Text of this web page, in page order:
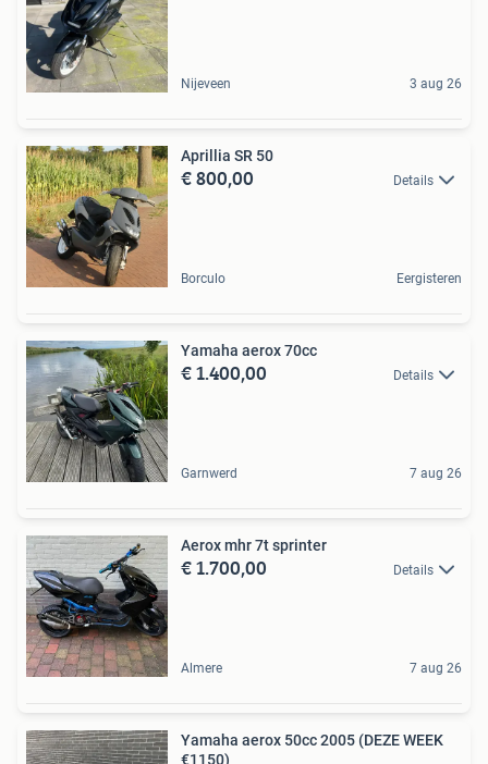
Nijeveen 3 aug 26
Aprillia SR 50
€ 800,00 Details
Borculo Eergisteren
Yamaha aerox 70cc
€ 1.400,00 Details
Garnwerd 7 aug 26
Aerox mhr 7t sprinter
€ 1.700,00 Details
Almere 7 aug 26
Yamaha aerox 50cc 2005 (DEZE WEEK
€1150)